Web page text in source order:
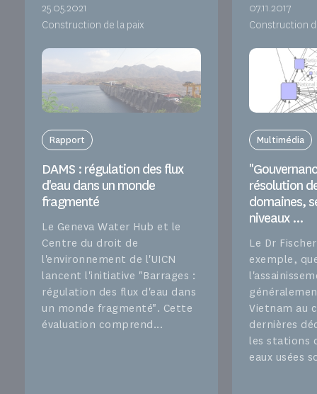
25.05.2021
Construction de la paix
Rapport
DAMS : régulation des flux
d'eau dans un monde
fragmenté
Le Geneva Water Hub et le
Centre du droit de
l'environnement de l'UICN
lancent l'initiative "Barrages :
régulation des flux d'eau dans
un monde fragmenté". Cette
évaluation comprend...
07.11.2017
Construction
Multimédia
résolution
domaines,
niveaux ...
Le Dr
exemple,
Vietnam au
dernières
les stations
eaux usées